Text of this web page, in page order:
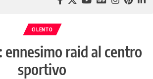
CILENTO
ennesimo raid al centro
sportivo